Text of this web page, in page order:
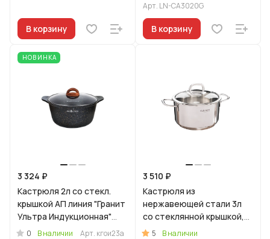
В корзину
Арт. LN-CA3020G
В корзину
НОВИНКА
3 324 ₽
Кастрюля 2л со стекл.
крышкой АП линия "Гранит
Ультра Индукционная"
(оригинальный)
0 В наличии Арт. кгои23а
3 510 ₽
Кастрюля из
нержавеющей стали 3л
со стеклянной крышкой,
линия "Сафия"
5
В наличии